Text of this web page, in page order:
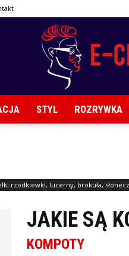
STYL ROZRYWKA
rzodkiewki, lucerny, brokuła,
JAKIE SĄ
KOMPOTY